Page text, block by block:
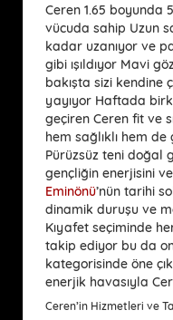
Ceren 1.65 boyunda
vücuda sahip Uzun
kadar uzanıyor ve
gibi ışıldıyor Mavi
bakışta sizi kendine
yayıyor Haftada
geçiren Ceren fit ve
hem sağlıklı hem
Pürüzsüz teni doğal
gençliğin enerjisini
Eminönü’nün tarihi
dinamik duruşu ve
Kıyafet seçiminde
takip ediyor bu da
kategorisinde öne
enerjik havasıyla
Ceren’in Hizmetleri ve